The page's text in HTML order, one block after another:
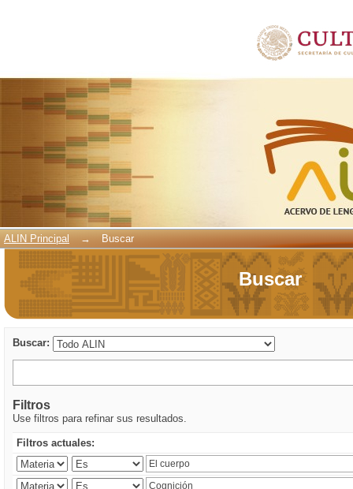
ALIN Principal → Buscar
Buscar
Buscar:
Filtros
Use filtros para refinar sus resultados.
Filtros actuales: